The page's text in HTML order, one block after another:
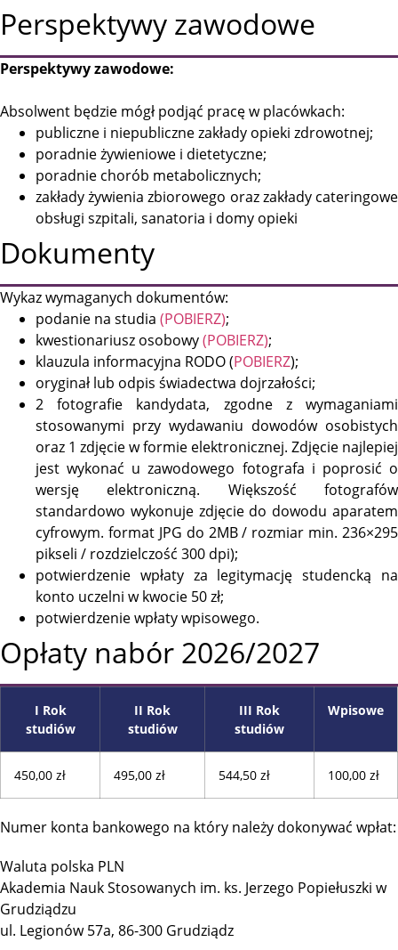
Perspektywy zawodowe
Perspektywy zawodowe:
Absolwent będzie mógł podjąć pracę w placówkach:
publiczne i niepubliczne zakłady opieki zdrowotnej;
poradnie żywieniowe i dietetyczne;
poradnie chorób metabolicznych;
zakłady żywienia zbiorowego oraz zakłady cateringowe
obsługi szpitali, sanatoria i domy opieki
Dokumenty
Wykaz wymaganych dokumentów:
podanie na studia (POBIERZ);
kwestionariusz osobowy(POBIERZ);
klauzula informacyjna RODO (POBIERZ);
oryginał lub odpis świadectwa dojrzałości;
2 fotografie kandydata, zgodne z wymaganiami
stosowanymi przy wydawaniu dowodów osobistych
oraz 1 zdjęcie w formie elektronicznej. Zdjęcie najlepiej
jest wykonać u zawodowego fotografa i poprosić o
wersję elektroniczną. Większość fotografów
standardowo wykonuje zdjęcie do dowodu aparatem
cyfrowym. format JPG do 2MB / rozmiar min. 236×295
pikseli / rozdzielczość 300 dpi);
potwierdzenie wpłaty za legitymację studencką na
konto uczelni w kwocie 50 zł;
potwierdzenie wpłaty wpisowego.
Opłaty nabór 2026/2027
I Rok
studiów
II Rok
studiów
III Rok
studiów
Wpisowe
450,00 zł 495,00 zł 544,50 zł 100,00 zł
Numer konta bankowego na który należy dokonywać wpłat:
Waluta polska PLN
Akademia Nauk Stosowanych im. ks. Jerzego Popiełuszki w
Grudziądzu
ul. Legionów 57a, 86-300 Grudziądz